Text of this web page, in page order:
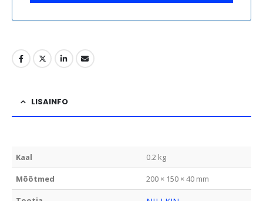
LISAINFO
Kaal 0.2 kg
Mõõtmed 200 × 150 × 40 mm